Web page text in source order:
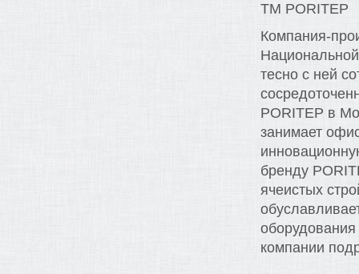
ТМ PORITEP
Компания-
тесно с ней
PORITEP в
занимает
бренду
ячеистых
компании